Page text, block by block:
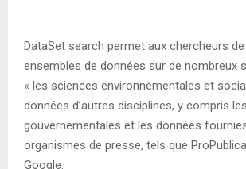
DataSet search permet aux chercheurs
ensembles de données sur de nombreux
« les sciences environnementales et
données d’autres disciplines, y compris
gouvernementales et les données
organismes de presse, tels que
Google.